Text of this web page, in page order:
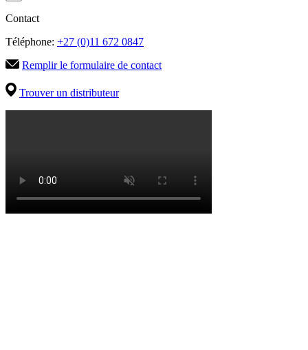
Contact
Téléphone: +27 (0)11 672 0847
Remplir le formulaire de contact
Trouver un distributeur